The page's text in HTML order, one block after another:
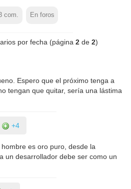
com. En foros
por fecha (página 2de 2)
Espero que el próximo tenga a
tengan que quitar, sería una lástima
+4
es oro puro, desde la
un desarrollador debe ser como un